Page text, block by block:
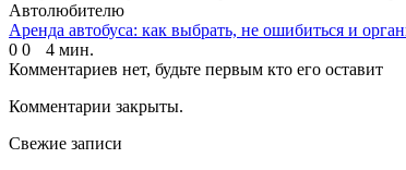
Автолюбителю
Аренда автобуса: как выбрать, не ошибиться и
0 0
4 мин.
Комментариев нет, будьте первым кто его оставит
Комментарии закрыты.
Свежие записи